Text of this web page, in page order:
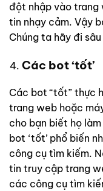
đột nhập vào trang
tin nhạy cảm. Vậy
Chúng ta hãy đi
Các bot ‘tốt’
Các bot “tốt” thực
trang web hoặc
cho bạn biết họ
bot ‘tốt’ phổ biến
công cụ tìm kiếm.
tin truy cập trang
các công cụ tìm